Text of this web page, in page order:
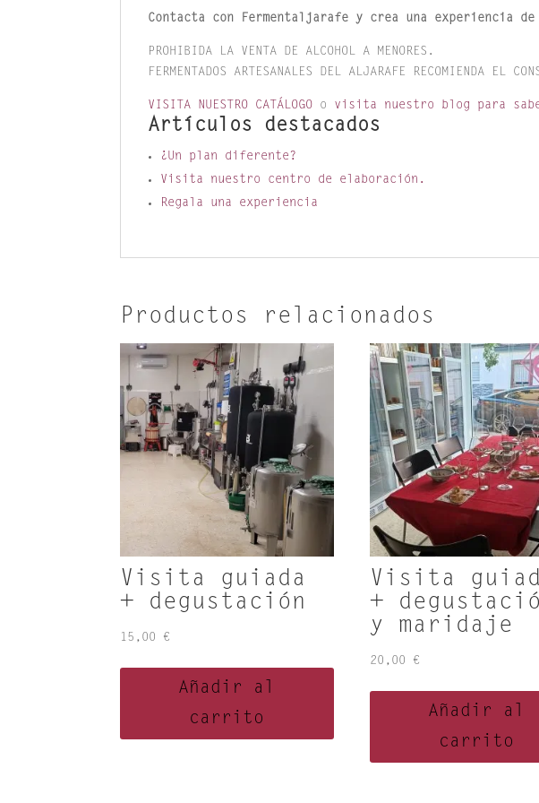
Contacta con Fermentaljarafe y crea una experiencia
PROHIBIDA LA VENTA DE ALCOHOL A MENORES.
FERMENTADOS ARTESANALES DEL ALJARAFE RECOMIENDA EL
VISITA NUESTRO CATÁLOGO o visita nuestro blog para
Artículos destacados
¿Un plan diferente?
Visita nuestro centro de elaboración.
Regala una experiencia
Productos relacionados
Visita guiada
+ degustación
15,00 €
Añadir al
carrito
Visita
+
y maridaje
20,00 €
Añadir al
carrito